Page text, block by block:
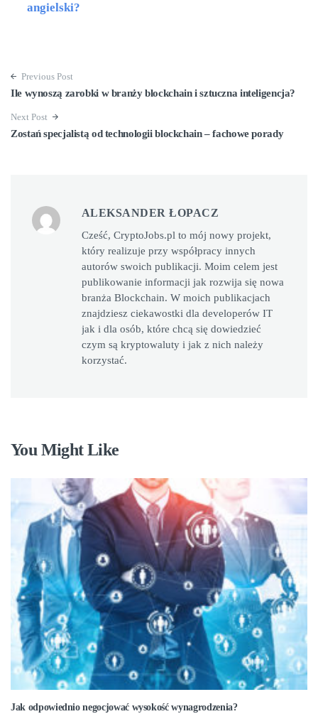
angielski?
Previous Post
Ile wynoszą zarobki w branży blockchain i sztuczna inteligencja?
Next Post
Zostań specjalistą od technologii blockchain – fachowe porady
ALEKSANDER ŁOPACZ
Cześć, CryptoJobs.pl to mój nowy projekt,
który realizuje przy współpracy innych
autorów swoich publikacji. Moim celem jest
publikowanie informacji jak rozwija się nowa
branża Blockchain. W moich publikacjach
znajdziesz ciekawostki dla developerów IT
jak i dla osób, które chcą się dowiedzieć
czym są kryptowaluty i jak z nich należy
korzystać.
You Might Like
Jak odpowiednio negocjować wysokość wynagrodzenia?